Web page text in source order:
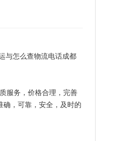
与怎么查物流电话成都
服务，价格合理，完善
确，可靠，安全，及时的